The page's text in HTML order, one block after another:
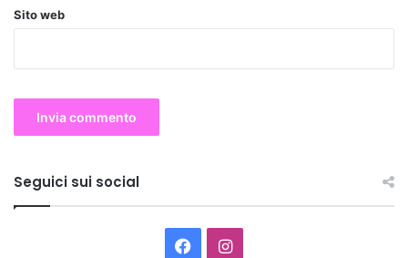
Sito web
Seguici sui social
FacebookInstagram